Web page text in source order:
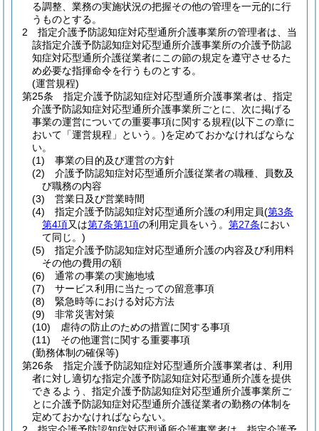
る調整、業務の実施状況の把握その他の管理を一元的に行
うものとする。
2
指定介護予防認知症対応型通所介護事業所の管理者は、当
該指定介護予防認知症対応型通所介護事業所の介護予防認
知症対応型通所介護従業者にこの節の規定を遵守させるた
め必要な指揮命令を行うものとする。
(運営規程)
第25条
指定介護予防認知症対応型通所介護事業者は、指定
介護予防認知症対応型通所介護事業所ごとに、次に掲げる
事業の運営についての重要事項に関する規程(以下この章に
おいて「運営規程」という。)を定めておかなければならな
い。
(1)
事業の目的及び運営の方針
(2)
介護予防認知症対応型通所介護従業者の職種、員数及
び職務の内容
(3)
営業日及び営業時間
(4)
指定介護予防認知症対応型通所介護の利用定員(第3条
第4項又は第7条第1項の利用定員をいう。 第27条におい
て同じ。)
(5)
指定介護予防認知症対応型通所介護の内容及び利用料
その他の費用の額
(6)
通常の事業の実施地域
(7)
サービス利用に当たっての留意事項
(8)
緊急時等における対応方法
(9)
非常災害対策
(10)
虐待の防止のための措置に関する事項
(11)
その他運営に関する重要事項
(勤務体制の確保等)
第26条
指定介護予防認知症対応型通所介護事業者は、利用
者に対し適切な指定介護予防認知症対応型通所介護を提供
できるよう、指定介護予防認知症対応型通所介護事業所ご
とに介護予防認知症対応型通所介護従業者の勤務の体制を
定めておかなければならない。